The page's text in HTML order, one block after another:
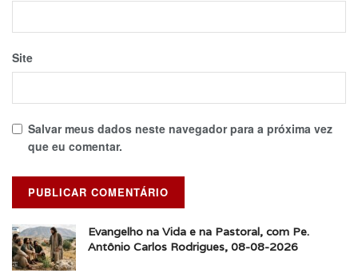
Site
Salvar meus dados neste navegador para a próxima vez
que eu comentar.
Evangelho na Vida e na Pastoral, com Pe.
Antônio Carlos Rodrigues, 08-08-2026